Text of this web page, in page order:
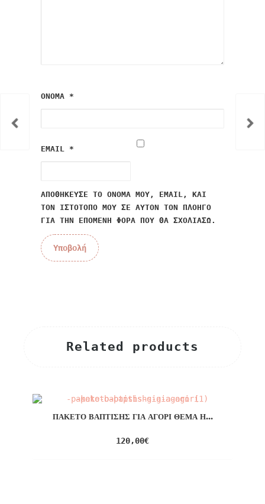
ΌΝΟΜΑ *
EMAIL *
ΑΠΟΘΉΚΕΥΣΕ ΤΟ ΌΝΟΜΆ ΜΟΥ, EMAIL, ΚΑΙ
ΤΟΝ ΙΣΤΌΤΟΠΟ ΜΟΥ ΣΕ ΑΥΤΌΝ ΤΟΝ ΠΛΟΗΓΌ
ΓΙΑ ΤΗΝ ΕΠΌΜΕΝΗ ΦΟΡΆ ΠΟΥ ΘΑ ΣΧΟΛΙΆΣΩ.
Related products
ΠΑΚΈΤΟ ΒΆΠΤΙΣΗΣ ΓΙΑ ΑΓΌΡΙ ΘΈΜΑ Η...
120,00€